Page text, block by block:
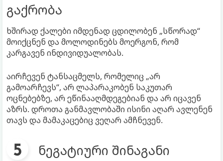
გაქრობა
ხშირად ქალები იმდენად ცდილობენ „სწორად“
მოიქცნენ და მოლოდინებს მოერგონ, რომ
კარგავენ ინდივიდუალობას.
აირჩევენ ტანსაცმელს, რომელიც „არ
გამოარჩევს“, არ ლაპარაკობენ საკუთარ
ოცნებებზე, არ ეწინააღმდეგებიან და არ იცავენ
აზრს. დროთა განმავლობაში ისინი აღარ ავლენენ
თავს და მამაკაცებიც ვეღარ ამჩნევენ.
ნეგატიური შინაგანი